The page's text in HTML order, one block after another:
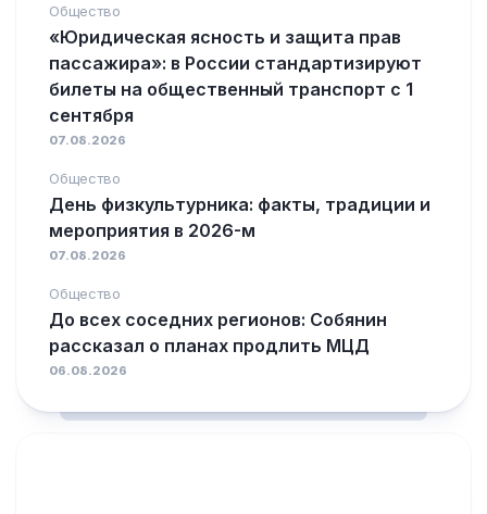
Общество
«Юридическая ясность и защита прав
пассажира»: в России стандартизируют
билеты на общественный транспорт с 1
сентября
07.08.2026
Общество
День физкультурника: факты, традиции и
мероприятия в 2026-м
07.08.2026
Общество
До всех соседних регионов: Собянин
рассказал о планах продлить МЦД
06.08.2026